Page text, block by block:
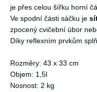
je přes celou šířku horní
Ve spodní části sáčku je
zpocený cvičební úbor
Díky reflexním prvkům
Rozměry: 43 x 33 cm
Objem: 1,5l
Nosnost: 2 kg